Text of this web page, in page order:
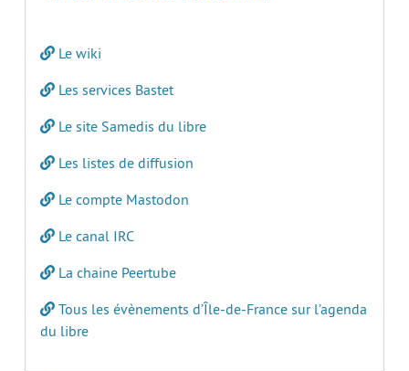
Le wiki
Les services Bastet
Le site Samedis du libre
Les listes de diffusion
Le compte Mastodon
Le canal IRC
La chaine Peertube
Tous les évènements d’Île-de-France sur l’agenda
du libre